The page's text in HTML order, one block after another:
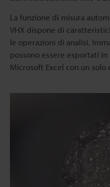
La funzione di misura
VHX dispone di
le operazioni di analisi.
possono essere esportati
Microsoft Excel con un solo